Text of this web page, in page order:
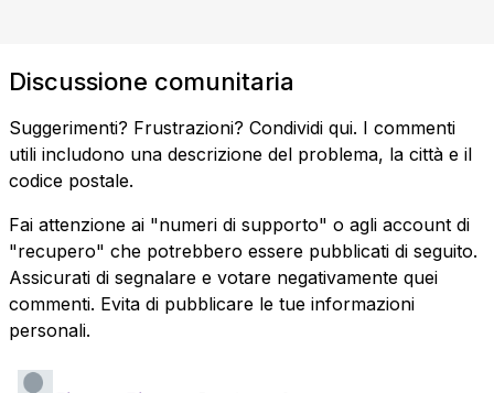
Discussione comunitaria
Suggerimenti? Frustrazioni? Condividi qui. I commenti
utili includono una descrizione del problema, la città e il
codice postale.
Fai attenzione ai "numeri di supporto" o agli account di
"recupero" che potrebbero essere pubblicati di seguito.
Assicurati di segnalare e votare negativamente quei
commenti. Evita di pubblicare le tue informazioni
personali.